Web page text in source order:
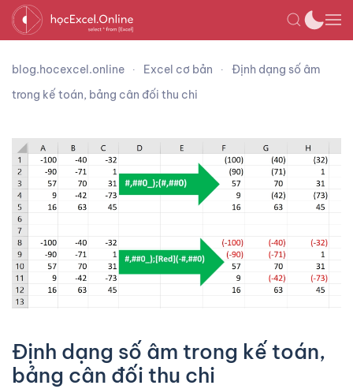
blog.hocexcel.online Excel cơ bản
Định dạng số âm
trong kế toán, bảng cân đối thu chi
Định dạng số âm trong kế toán,
bảng cân đối thu chi